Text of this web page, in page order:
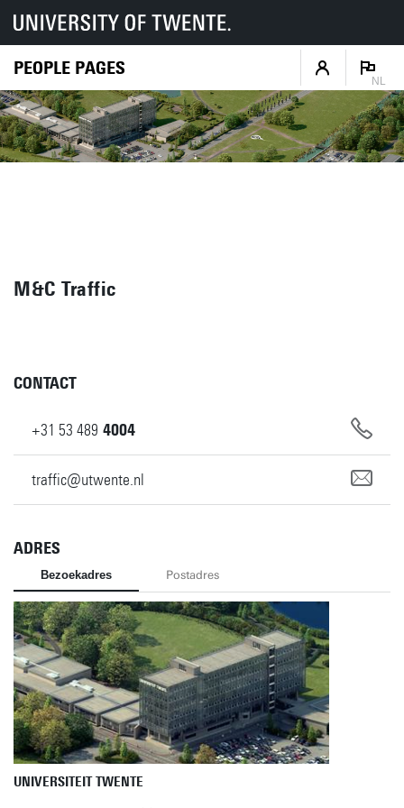
PEOPLE PAGES
NL
M&C Traffic
CONTACT
+31 53 489 4004
traffic@utwente.nl
ADRES
Bezoekadres Postadres
UNIVERSITEIT TWENTE